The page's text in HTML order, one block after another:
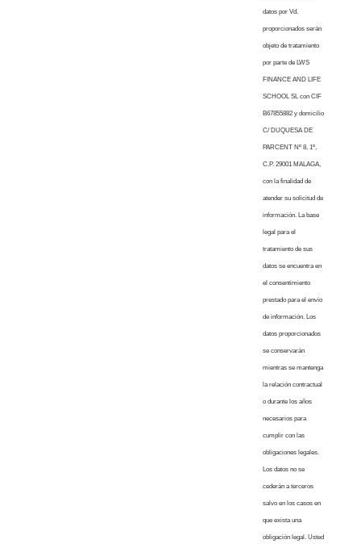
datos por Vd.
proporcionados serán
objeto de tratamiento
por parte de LWS
FINANCE AND LIFE
SCHOOL SL con CIF
B67855882 y domicilio
C/ DUQUESA DE
PARCENT Nº 8, 1º,
C.P. 29001 MALAGA,
con la finalidad de
atender su solicitud de
información. La base
legal para el
tratamiento de sus
datos se encuentra en
el consentimiento
prestado para el envío
de información. Los
datos proporcionados
se conservarán
mientras se mantenga
la relación contractual
o durante los años
necesarios para
cumplir con las
obligaciones legales.
Los datos no se
cederán a terceros
salvo en los casos en
que exista una
obligación legal. Usted